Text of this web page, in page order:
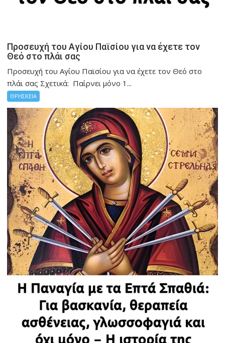
Προσευχή του Αγίου Παϊσίου για να έχετε τον
Θεό στο πλάι σας
Προσευχή του Αγίου Παϊσίου για να έχετε τον Θεό στο
πλάι σας Σχετικά: Παίρνει μόνο 1...
ΘΡΗΣΚΕΙΑ